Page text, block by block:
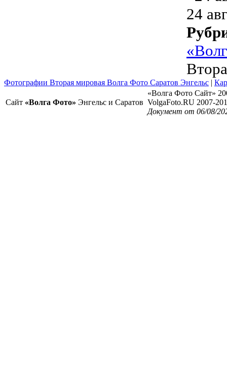
24
Фотографии Вторая мировая Волга Фото Саратов Энгельс |
Сайт «Волга Фото» Энгельс и Саратов
«Волга Фото Сайт»
VolgaFoto.RU 2007-
Документ от 06/08/